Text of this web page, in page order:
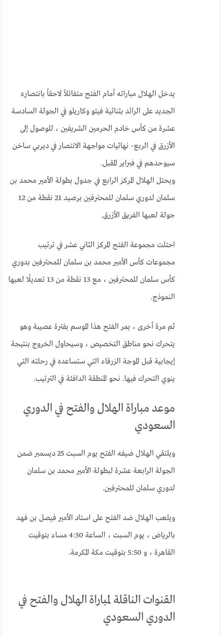
يدخل الهلال مباراته أمام الفتح متفائلاً لاحقاً بانتصاره
الجديد على الرائد بثنائية فيتو وكاريلو في الجولة السادسة
عشرة من كأس خادم الحرمين الشريفين ، للوصول إلى
الأزرق في الربع- نهائيات مواجهة الانتصار في ديربي ساخن
سيوحدهم في فبراير المقبل.
ويحتل الهلال المركز الرابع في جدول بطولة الأمير محمد بن
سلمان لدوري سلمان للمحترفين برصيد 21 نقطة من 12
جولة لعبها الفريق الأزرق.
احتلت مجموعة الفتح المركز الثاني عشر في ترتيب
مجموعات كأس الأمير محمد بن سلمان للمحترفين بدوري
كأس سلمان للمحترفين ، مع 13 نقطة من 13 تعديلًا لعبها
النموذج.
ثم مرة أخرى ، يمر الفتح هذا الموسم بفترة عصيبة وهو
يتحرك نحو مناطق التخصيص ، وسيحاول الخروج بنتيجة
إيجابية قبل الموجة الزرقاء التي ستساعده في رحلته التي
ينوي التحرك فيها. نحو المنطقة الدافئة في الترتيب.
موعد مباراة الهلال والفتح في الدوري
السعودي
ويلتقي الهلال ضيفه الفتح يوم السبت 25 ديسمبر ضمن
الجولة الرابعة عشرة لبطولة الأمير محمد بن سلمان
لدوري سلمان للمحترفين.
ويلعب الهلال ضد الفتح على استاد الأمير فيصل بن فهد
بالرياض ، يوم السبت ، الساعة 4:50 مساء بتوقيت
القاهرة ، و 5:50 بتوقيت مكة المكرمة.
القنوات الناقلة لمباراة الهلال والفتح في
الدوري السعودي